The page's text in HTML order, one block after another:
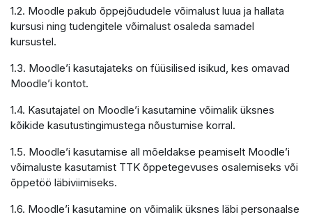
1.2. Moodle pakub õppejõududele võimalust luua ja hallata
kursusi ning tudengitele võimalust osaleda samadel
kursustel.
1.3. Moodle’i kasutajateks on füüsilised isikud, kes omavad
Moodle’i kontot.
1.4. Kasutajatel on Moodle’i kasutamine võimalik üksnes
kõikide kasutustingimustega nõustumise korral.
1.5. Moodle’i kasutamise all mõeldakse peamiselt Moodle’i
võimaluste kasutamist TTK õppetegevuses osalemiseks või
õppetöö läbiviimiseks.
1.6. Moodle’i kasutamine on võimalik üksnes läbi personaalse